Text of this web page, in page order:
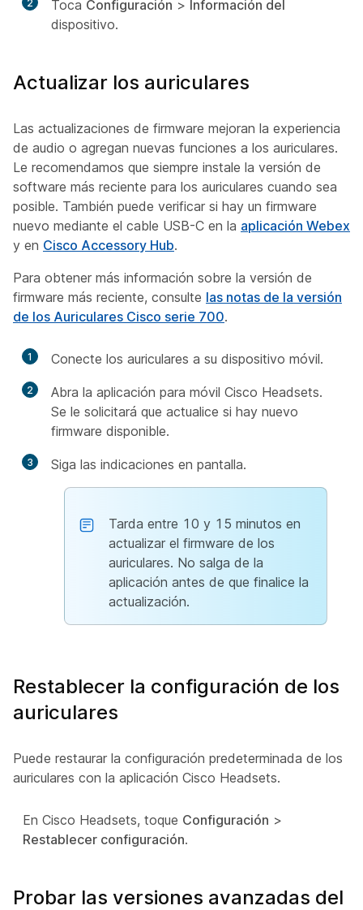
2 Toca Configuración > Información del
dispositivo.
Actualizar los auriculares
Las actualizaciones de firmware mejoran la experiencia
de audio o agregan nuevas funciones a los auriculares.
Le recomendamos que siempre instale la versión de
software más reciente para los auriculares cuando sea
posible. También puede verificar si hay un firmware
nuevo mediante el cable USB-C en la aplicación Webex
y en Cisco Accessory Hub.
Para obtener más información sobre la versión de
firmware más reciente, consulte las notas de la versión
de los Auriculares Cisco serie 700.
1 Conecte los auriculares a su dispositivo móvil.
2
Abra la aplicación para móvil Cisco Headsets.
Se le solicitará que actualice si hay nuevo
firmware disponible.
3 Siga las indicaciones en pantalla.
Tarda entre 10 y 15 minutos en
actualizar el firmware de los
auriculares. No salga de la
aplicación antes de que finalice la
actualización.
Restablecer la configuración de los
auriculares
Puede restaurar la configuración predeterminada de los
auriculares con la aplicación Cisco Headsets.
En Cisco Headsets, toque Configuración >
Restablecer configuración.
Probar las versiones avanzadas del